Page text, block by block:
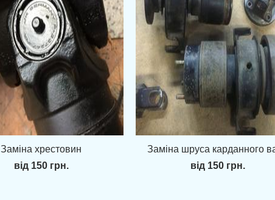
Заміна хрестовин
від 150 грн.
Заміна шруса карданного
від 150 грн.